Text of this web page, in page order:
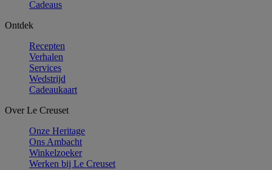
Cadeaus
Ontdek
Recepten
Verhalen
Services
Wedstrijd
Cadeaukaart
Over Le Creuset
Onze Heritage
Ons Ambacht
Winkelzoeker
Werken bij Le Creuset